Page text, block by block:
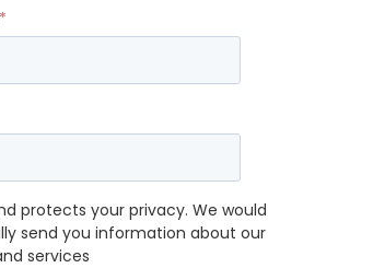
*
protects your privacy. We would
send you information about our
services